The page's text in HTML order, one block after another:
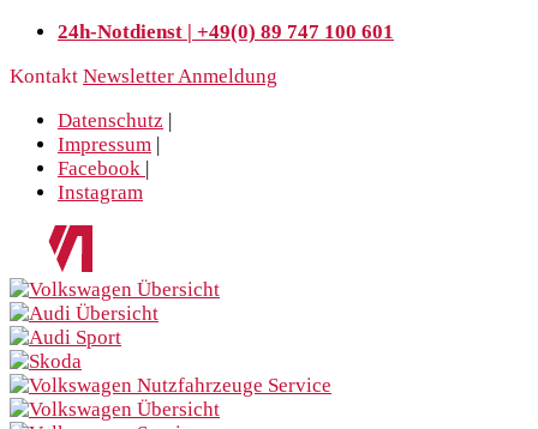
24h-Notdienst | +49(0) 89 747 100 601
Kontakt Newsletter Anmeldung
Datenschutz |
Impressum |
Facebook |
Instagram